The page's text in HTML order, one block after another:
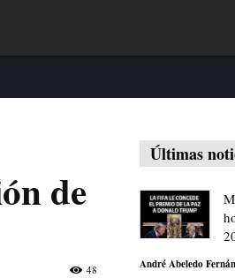
de
48
Últimas
André Abeledo